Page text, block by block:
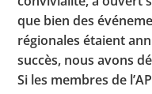
que bien des
régionales étaient
succès, nous avons
Si les membres de